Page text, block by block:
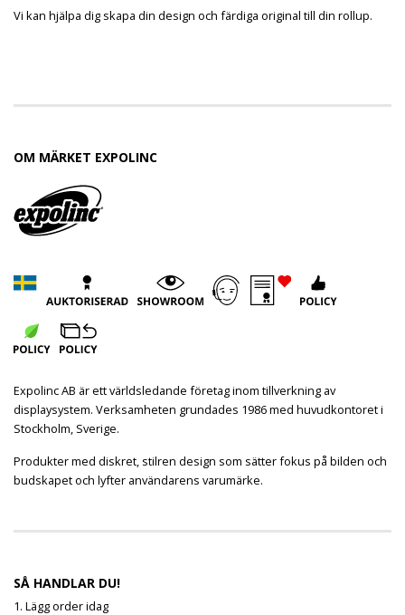
Vi kan hjälpa dig skapa din design och färdiga original till din rollup.
OM MÄRKET EXPOLINC
Expolinc AB är ett världsledande företag inom tillverkning av
displaysystem. Verksamheten grundades 1986 med huvudkontoret i
Stockholm, Sverige.
Produkter med diskret, stilren design som sätter fokus på bilden och
budskapet och lyfter användarens varumärke.
SÅ HANDLAR DU!
1. Lägg order idag